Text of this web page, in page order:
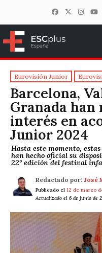
ESCplus
Eurovisión Junior
Barcelona,
Granada han
interés en
Junior 2024
Hasta este momento,
han hecho oficial su
22º edición del festival
Redactado por: José
Publicado el 12 de marzo
Actualizado el 6 de junio de